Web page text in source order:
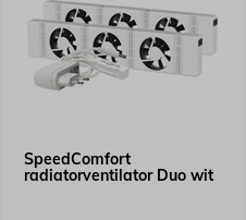
SpeedComfort
radiatorventilator Duo wit